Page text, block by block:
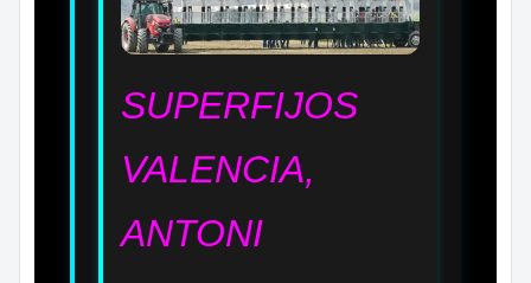
SUPERFIJOS
VALENCIA,
ANTONI